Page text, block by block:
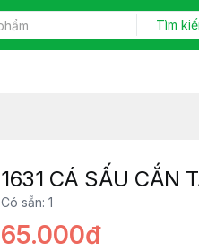
Tìm
1631 CÁ SẤU CẮN
Có sẵn: 1
65.000đ